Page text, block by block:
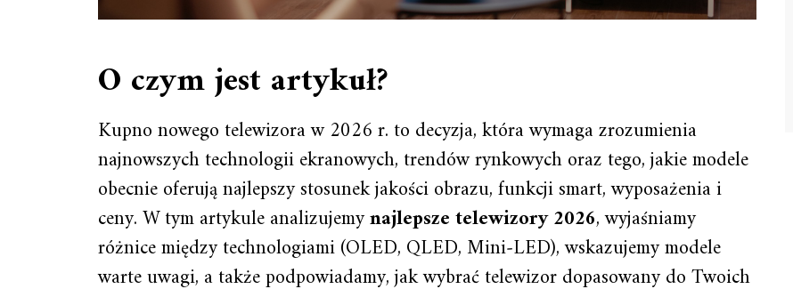
O czym jest artykuł?
Kupno nowego telewizora w 2026 r. to decyzja, która wymaga zrozumienia
najnowszych technologii ekranowych, trendów rynkowych oraz tego, jakie modele
obecnie oferują najlepszy stosunek jakości obrazu, funkcji smart, wyposażenia i
ceny. W tym artykule analizujemynajlepsze telewizory 2026, wyjaśniamy
różnice między technologiami (OLED, QLED, Mini‑LED), wskazujemy modele
warte uwagi, a także podpowiadamy, jak wybrać telewizor dopasowany do Twoich